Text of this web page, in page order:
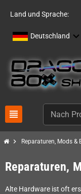
Land und Sprache:
Deutschland
view_headline
chevron_right Reparaturen, Mods &
Reparaturen,
Alte Hardware ist oft